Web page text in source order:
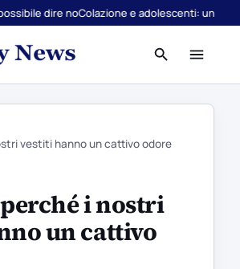
noColazione e adolescenti: uno studio
Apri
Apri
vestiti hanno un cattivo odore
i nostri
un cattivo